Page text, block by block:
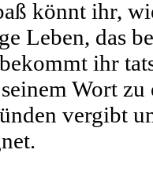
könnt ihr,
Leben, das
ihr
Wort
vergibt